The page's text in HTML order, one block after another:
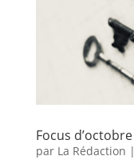
Focus
par La Rédaction |